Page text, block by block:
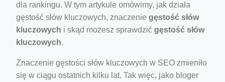
dla rankingu. W tym artykule omówimy, jak działa
gęstość słów kluczowych, znaczenie gęstość słów
kluczowych i skąd możesz sprawdzić gęstość słów
kluczowych.
Znaczenie gęstości słów kluczowych w SEO zmieniło
się w ciągu ostatnich kilku lat. Tak więc, jako bloger